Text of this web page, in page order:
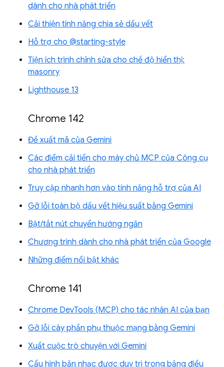
dành cho nhà phát triển
Cải thiện tính năng chia sẻ dấu vết
Hỗ trợ cho @starting-style
Tiện ích trình chỉnh sửa cho chế độ hiển thị:
masonry
Lighthouse 13
Chrome 142
Đề xuất mã của Gemini
Các điểm cải tiến cho máy chủ MCP của Công cụ
cho nhà phát triển
Truy cập nhanh hơn vào tính năng hỗ trợ của AI
Gỡ lỗi toàn bộ dấu vết hiệu suất bằng Gemini
Bật/tắt nút chuyển hướng ngăn
Chương trình dành cho nhà phát triển của Google
Những điểm nổi bật khác
Chrome 141
Chrome DevTools (MCP) cho tác nhân AI của bạn
Gỡ lỗi cây phần phụ thuộc mạng bằng Gemini
Xuất cuộc trò chuyện với Gemini
Cấu hình bản nhạc được duy trì trong bảng điều